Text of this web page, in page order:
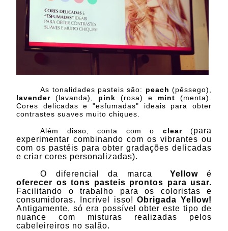
As tonalidades pasteis são: peach (pêssego),
lavender (lavanda), pink (rosa) e mint (menta).
Cores delicadas e "esfumadas" ideais para obter
contrastes suaves muito chiques.
Além disso, conta com o clear (para
experimentar combinando com os vibrantes ou
com os pastéis para obter gradações delicadas
e criar cores personalizadas).
O diferencial da marca
Yellow é
oferecer os tons pasteis prontos para usar.
Facilitando o trabalho para os coloristas e
consumidoras. Incrível isso!Obrigada Yellow!
Antigamente, só era possível obter este tipo de
nuance com misturas realizadas pelos
cabeleireiros no salão.